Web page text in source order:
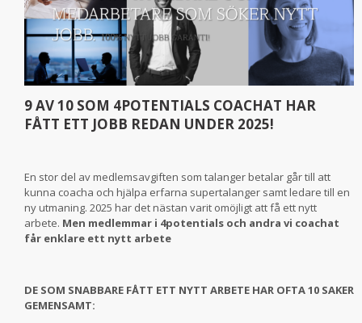
9 AV 10 SOM 4POTENTIALS COACHAT HAR
FÅTT ETT JOBB REDAN UNDER 2025!
En stor del av medlemsavgiften som talanger betalar går till att
kunna coacha och hjälpa erfarna supertalanger samt ledare till en
ny utmaning. 2025 har det nästan varit omöjligt att få ett nytt
arbete. Men medlemmar i 4potentials och andra vi coachat
får enklare ett nytt arbete
DE SOM SNABBARE FÅTT ETT NYTT ARBETE HAR OFTA 10 SAKER
GEMENSAMT: